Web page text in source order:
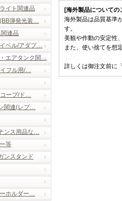
イト関連品
弾発光装…
連品
ベル/アダプ…
エアタンク関…
フル用/…
ープ/ド…
関連(レプ…
ンス用品な…
等
ンスタンド
ホルダー…
[海外製品についての
海外製品は品質基準
す。
美観や作動の安定性
また、使い捨てを想
詳しくは御注文前に